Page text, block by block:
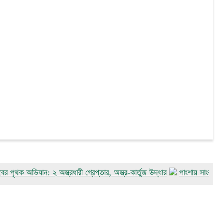
২ অস্ত্রধারী গ্রেপ্তার, অস্ত্র-কার্তুজ উদ্ধার
পাংশায় সাংবাদিক